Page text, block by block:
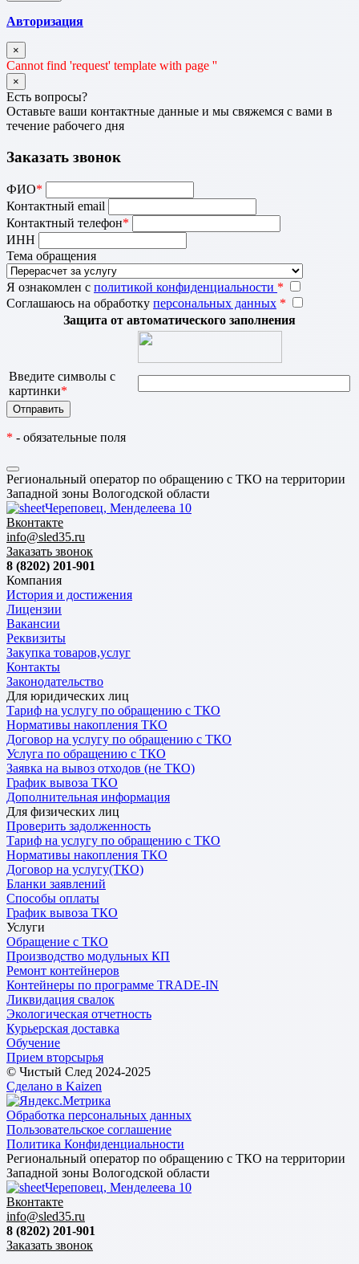
Авторизация
×
Cannot find 'request' template with page ''
×
Есть вопросы?
Оставьте ваши контактные данные и мы свяжемся с вами в
течение рабочего дня
Заказать звонок
ФИО*
Контактный email
Контактный телефон*
ИНН
Тема обращения
Я ознакомлен с политикой конфиденциальности *
Соглашаюсь на обработку персональных данных *
Защита от автоматического заполнения
Введите символы с
картинки*
* - обязательные поля
Региональный оператор по обращению с ТКО на территории
Западной зоны Вологодской области
Череповец, Менделеева 10
Вконтакте
info@sled35.ru
Заказать звонок
8 (8202) 201-901
Компания
История и достижения
Лицензии
Вакансии
Реквизиты
Закупка товаров,услуг
Контакты
Законодательство
Для юридических лиц
Тариф на услугу по обращению с ТКО
Нормативы накопления ТКО
Договор на услугу по обращению с ТКО
Услуга по обращению с ТКО
Заявка на вывоз отходов (не ТКО)
График вывоза ТКО
Дополнительная информация
Для физических лиц
Проверить задолженность
Тариф на услугу по обращению с ТКО
Нормативы накопления ТКО
Договор на услугу(ТКО)
Бланки заявлений
Способы оплаты
График вывоза ТКО
Услуги
Обращение с ТКО
Производство модульных КП
Ремонт контейнеров
Контейнеры по программе TRADE-IN
Ликвидация свалок
Экологическая отчетность
Курьерская доставка
Обучение
Прием вторсырья
© Чистый След 2024-2025
Сделано в Kaizen
Обработка персональных данных
Пользовательское соглашение
Политика Конфиденциальности
Региональный оператор по обращению с ТКО на территории
Западной зоны Вологодской области
Череповец, Менделеева 10
Вконтакте
info@sled35.ru
8 (8202) 201-901
Заказать звонок